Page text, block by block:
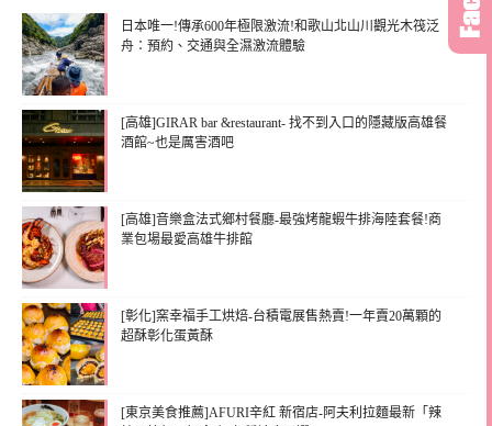
日本唯一!傳承600年極限激流!和歌山北山川觀光木筏泛
舟：預約、交通與全濕激流體驗
[高雄]GIRAR bar &restaurant- 找不到入口的隱藏版高雄餐
酒館~也是厲害酒吧
[高雄]音樂盒法式鄉村餐廳-最強烤龍蝦牛排海陸套餐!商
業包場最愛高雄牛排館
[彰化]窯幸福手工烘焙-台積電展售熱賣!一年賣20萬顆的
超酥彰化蛋黃酥
[東京美食推薦]AFURI辛紅 新宿店-阿夫利拉麵最新「辣